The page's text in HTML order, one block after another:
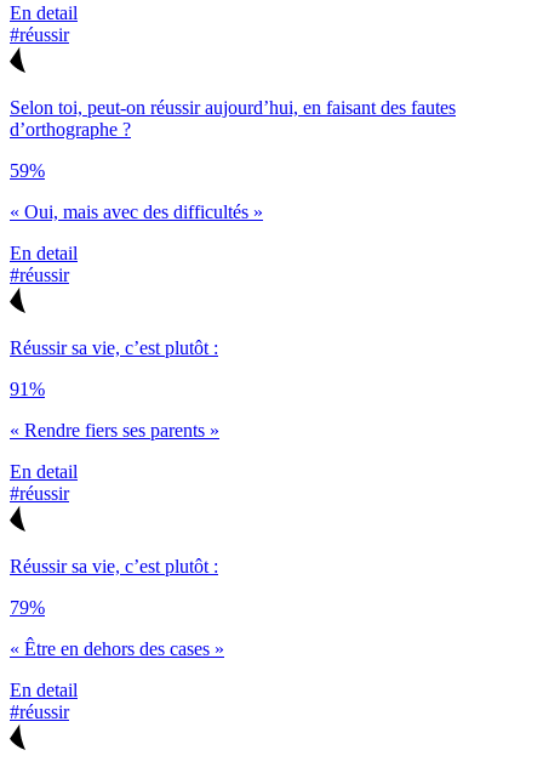
En detail
#réussir
Selon toi, peut-on réussir aujourd’hui, en faisant des fautes
d’orthographe ?
59%
« Oui, mais avec des difficultés »
En detail
#réussir
Réussir sa vie, c’est plutôt :
91%
« Rendre fiers ses parents »
En detail
#réussir
Réussir sa vie, c’est plutôt :
79%
« Être en dehors des cases »
En detail
#réussir